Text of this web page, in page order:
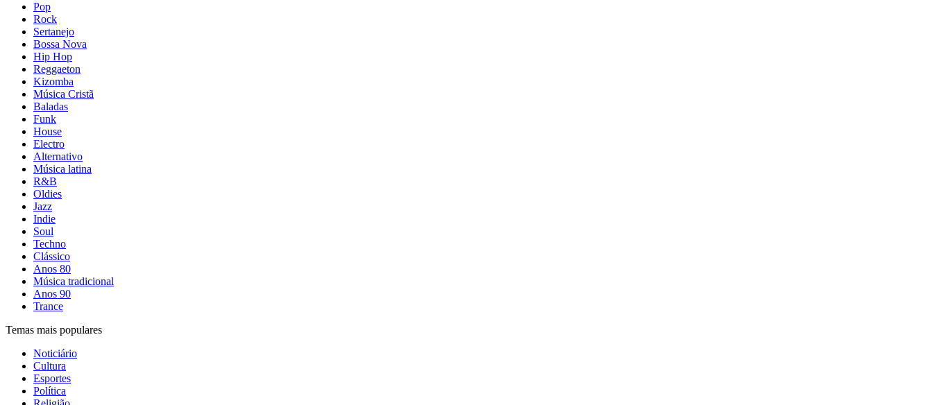
Pop
Rock
Sertanejo
Bossa Nova
Hip Hop
Reggaeton
Kizomba
Música Cristã
Baladas
Funk
House
Electro
Alternativo
Música latina
R&B
Oldies
Jazz
Indie
Soul
Techno
Clássico
Anos 80
Música tradicional
Anos 90
Trance
Temas mais populares
Noticiário
Cultura
Esportes
Política